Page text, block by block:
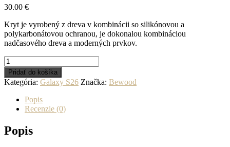
30.00 €
Kryt je vyrobený z dreva v kombinácii so silikónovou a
polykarbonátovou ochranou, je dokonalou kombináciou
nadčasového dreva a moderných prvkov.
množstvo
Drevený
kryt
na
mobil
Samsung
Galaxy
S26
Vlk
Pridať do košíka
Kategória: Galaxy S26 Značka: Bewood
Popis
Recenzie (0)
Popis